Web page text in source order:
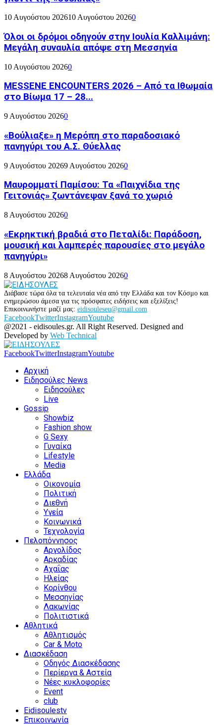
10 Αυγούστου 202610 Αυγούστου 20260
Όλοι οι δρόμοι οδηγούν στην Ιουλία Καλλιμάνη:
Μεγάλη συναυλία απόψε στη Μεσσηνία
10 Αυγούστου 20260
MESSENE ENCOUNTERS 2026 – Από τα Ιθωμαία
στο Βίωμα 17 – 28...
9 Αυγούστου 20260
«Βούλιαξε» η Μερόπη στο παραδοσιακό
πανηγύρι του Α.Σ. Θύελλας
9 Αυγούστου 20269 Αυγούστου 20260
Μαυρομματί Παμίσου: Τα «Παιχνίδια της
Γειτονιάς» ζωντάνεψαν ξανά το χωριό
8 Αυγούστου 20260
«Εκρηκτική βραδιά στο Πεταλίδι: Παράδοση,
μουσική και λαμπερές παρουσίες στο μεγάλο
πανηγύρι»
8 Αυγούστου 20268 Αυγούστου 20260
Διάβασε τώρα όλα τα τελευταία νέα από την Ελλάδα και τον Κόσμο και
ενημερώσου άμεσα για τις πρόσφατες ειδήσεις και εξελίξεις!
Επικοινωνήστε μαζί μας: eidisouleseu@gmail.com
FacebookTwitterInstagramYoutube
@2021 - eidisoules.gr. All Right Reserved. Designed and
Developed by Web Technical
FacebookTwitterInstagramYoutube
Αρχική
Ειδησούλες News
Ειδησούλες
Live
Gossip
Showbiz
Fashion show
G Sexy
Γυναίκα
Lifestyle
Media
Ελλάδα
Οικονομία
Πολιτική
Διεθνή
Υγεία
Κοινωνικά
Τεχνολογία
Πελοπόννησος
Αργολίδος
Αρκαδίας
Αχαΐας
Ηλείας
Κορίνθου
Μεσσηνίας
Λακωνίας
Πολιτιστικά
Αθλητικά
Αθλητισμός
Car & Moto
Διασκέδαση
Οδηγός Διασκέδασης
Περίεργα & Αστεία
Νέες κυκλοφορίες
Event
club
Eidisoulestv
Επικοινωνία